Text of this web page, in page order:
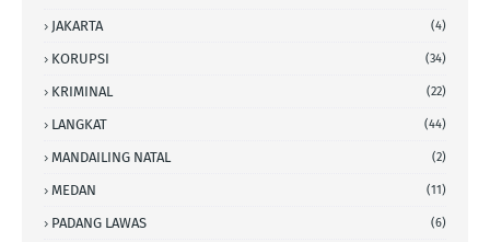
JAKARTA (4)
KORUPSI (34)
KRIMINAL (22)
LANGKAT (44)
MANDAILING NATAL (2)
MEDAN (11)
PADANG LAWAS (6)